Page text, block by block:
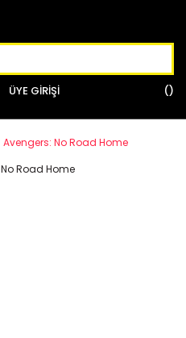
ÜYE GİRİŞİ
Avengers: No Road Home